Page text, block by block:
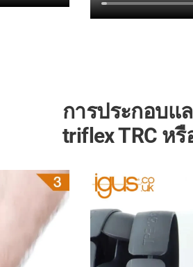
การประกอบแ
triflex TRC ห